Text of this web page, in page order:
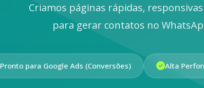
Criamos páginas rápidas,
para gerar contatos no
Pronto para Google Ads (Conversões) Alta